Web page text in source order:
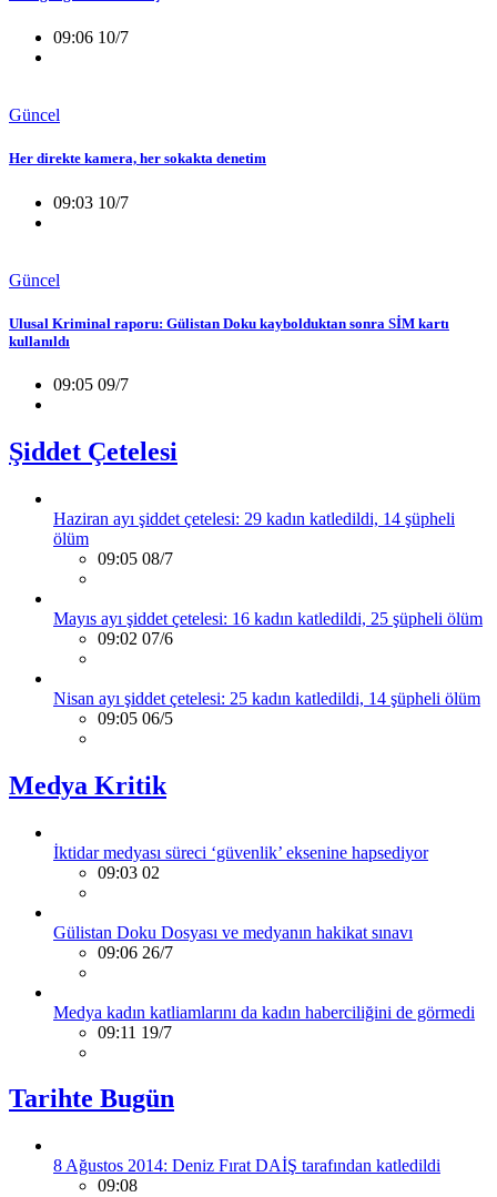
09:06 10/7
Güncel
Her direkte kamera, her sokakta denetim
09:03 10/7
Güncel
Ulusal Kriminal raporu: Gülistan Doku kaybolduktan sonra SİM kartı
kullanıldı
09:05 09/7
Şiddet Çetelesi
Haziran ayı şiddet çetelesi: 29 kadın katledildi, 14 şüpheli
ölüm
09:05 08/7
Mayıs ayı şiddet çetelesi: 16 kadın katledildi, 25 şüpheli ölüm
09:02 07/6
Nisan ayı şiddet çetelesi: 25 kadın katledildi, 14 şüpheli ölüm
09:05 06/5
Medya Kritik
İktidar medyası süreci ‘güvenlik’ eksenine hapsediyor
09:03 02
Gülistan Doku Dosyası ve medyanın hakikat sınavı
09:06 26/7
Medya kadın katliamlarını da kadın haberciliğini de görmedi
09:11 19/7
Tarihte Bugün
8 Ağustos 2014: Deniz Fırat DAİŞ tarafından katledildi
09:08